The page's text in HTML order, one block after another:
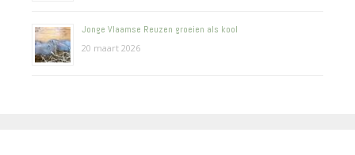
Jonge Vlaamse Reuzen groeien als kool
20 maart 2026